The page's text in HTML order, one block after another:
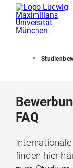
FAQ
finden hier